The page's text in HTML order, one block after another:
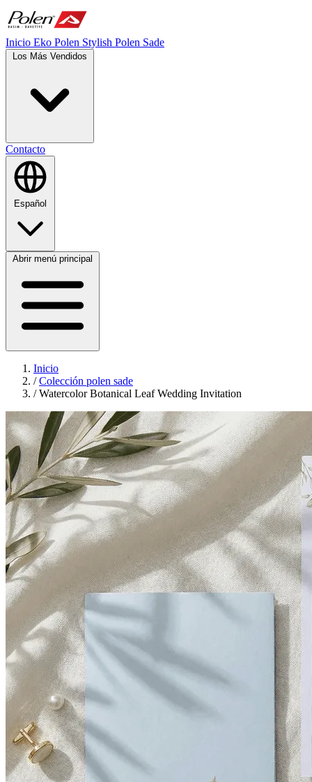
Inicio Eko Polen Stylish Polen Sade
Contacto
Abrir menú principal
Inicio
/ Colección polen sade
/ Watercolor Botanical Leaf Wedding Invitation